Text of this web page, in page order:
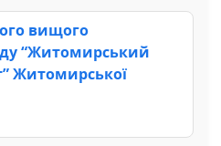
вищого
“Житомирський
Житомирської